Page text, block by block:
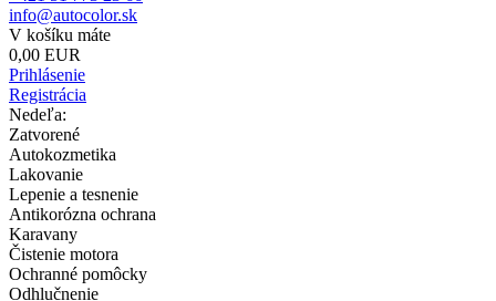
info@autocolor.sk
V košíku máte
0,00 EUR
Prihlásenie
Registrácia
Nedeľa:
Zatvorené
Autokozmetika
Lakovanie
Lepenie a tesnenie
Antikorózna ochrana
Karavany
Čistenie motora
Ochranné pomôcky
Odhlučnenie